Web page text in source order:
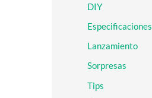
r
p
o
r
DIY
Especificaciones
Lanzamiento
Sorpresas
Tips